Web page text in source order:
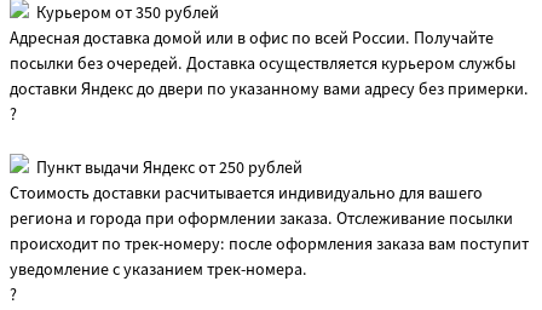
Курьером от 350 рублей
Адресная доставка домой или в офис по всей России. Получайте
посылки без очередей. Доставка осуществляется курьером службы
доставки Яндекс до двери по указанному вами адресу без примерки.
?
Пункт выдачи Яндекс от 250 рублей
Стоимость доставки расчитывается индивидуально для вашего
региона и города при оформлении заказа. Отслеживание посылки
происходит по трек-номеру: после оформления заказа вам поступит
уведомление с указанием трек-номера.
?